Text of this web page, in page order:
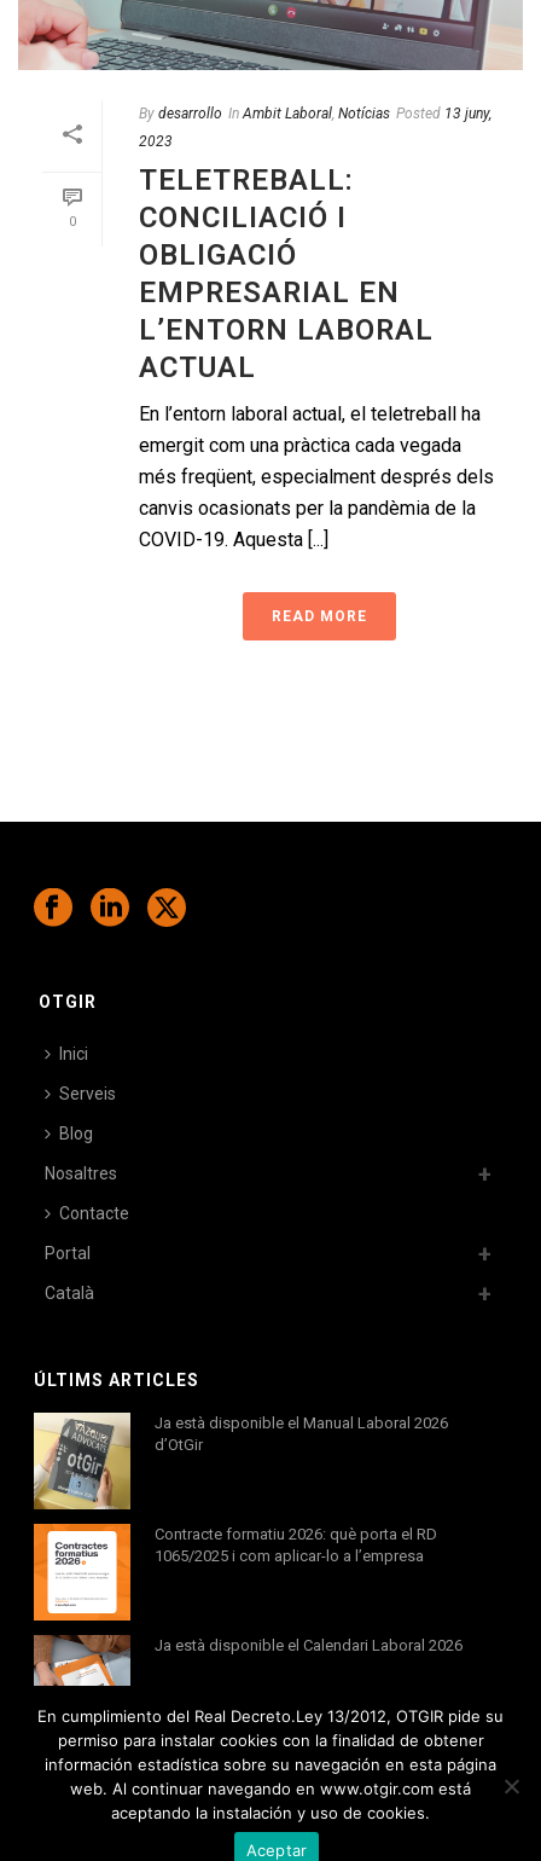
0
By desarrollo In Ambit Laboral Notícias Posted 13 juny,
2023
TELETREBALL:
CONCILIACIÓ I
OBLIGACIÓ
EMPRESARIAL EN
L’ENTORN LABORAL
ACTUAL
En l’entorn laboral actual, el teletreball ha
emergit com una pràctica cada vegada
més freqüent, especialment després dels
canvis ocasionats per la pandèmia de la
COVID-19. Aquesta [...]
READ MORE
OTGIR
Inici
Serveis
Blog
Nosaltres
Contacte
Portal
Català
ÚLTIMS ARTICLES
Ja està disponible el Manual Laboral 2026
d’OtGir
Contracte formatiu 2026: què porta el RD
1065/2025 i com aplicar-lo a l’empresa
Ja està disponible el Calendari Laboral 2026
Tots els drets reservats © 2020 Otgir -Avís legal
Política de privacitat
En cumplimiento del Real Decreto.Ley 13/2012, OTGIR pide su
permiso para instalar cookies con la finalidad de obtener
información estadística sobre su navegación en esta página
web. Al continuar navegando en www.otgir.com está
aceptando la instalación y uso de cookies.
Aceptar